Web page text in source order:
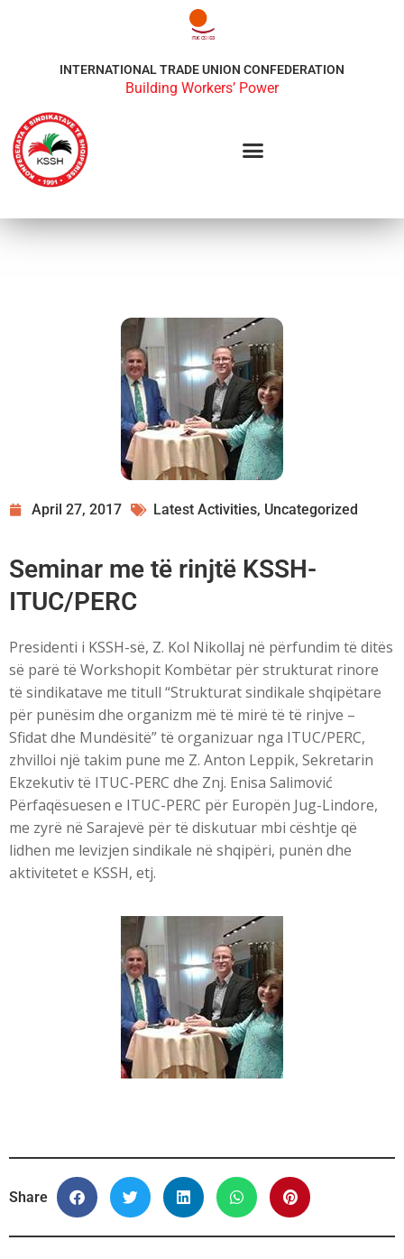
INTERNATIONAL TRADE UNION CONFEDERATION
Building Workers’ Power
April 27, 2017 Latest Activities, Uncategorized
Seminar me të rinjtë KSSH-
ITUC/PERC
Presidenti i KSSH-së, Z. Kol Nikollaj në përfundim të ditës
së parë të Workshopit Kombëtar për strukturat rinore
të sindikatave me titull “Strukturat sindikale shqipëtare
për punësim dhe organizm më të mirë të të rinjve –
Sfidat dhe Mundësitë” të organizuar nga ITUC/PERC,
zhvilloi një takim pune me Z. Anton Leppik, Sekretarin
Ekzekutiv të ITUC-PERC dhe Znj. Enisa Salimović
Përfaqësuesen e ITUC-PERC për Europën Jug-Lindore,
me zyrë në Sarajevë për të diskutuar mbi cështje që
lidhen me levizjen sindikale në shqipëri, punën dhe
aktivitetet e KSSH, etj.
Share